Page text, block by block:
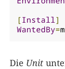
[Install]
WantedBy=
Die Unit